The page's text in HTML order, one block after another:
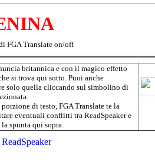
FGA Translate on/off
britannica e con il magico effetto
si trova qui sotto. Puoi anche
solo quella cliccando sul simbolino di
di testo, FGA Translate te la
eventuali conflitti tra ReadSpeaker e
spunta qui sopra.